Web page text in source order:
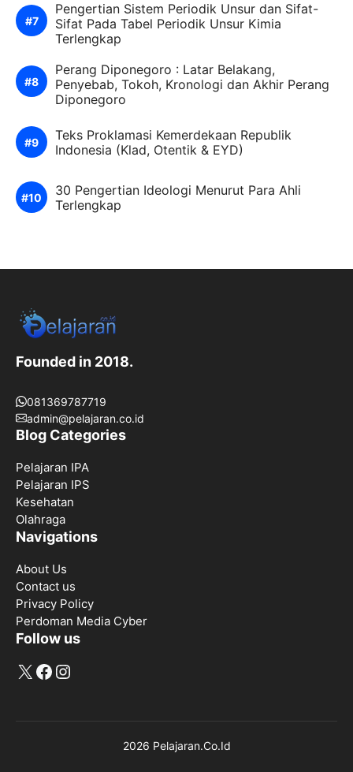
Pengertian Sistem Periodik Unsur dan Sifat-
Sifat Pada Tabel Periodik Unsur Kimia
Terlengkap
Perang Diponegoro : Latar Belakang,
Penyebab, Tokoh, Kronologi dan Akhir Perang
Diponegoro
Teks Proklamasi Kemerdekaan Republik
Indonesia (Klad, Otentik & EYD)
30 Pengertian Ideologi Menurut Para Ahli
Terlengkap
Founded in 2018.
081369787719
admin@pelajaran.co.id
Blog Categories
Pelajaran IPA
Pelajaran IPS
Kesehatan
Olahraga
Navigations
About Us
Contact us
Privacy Policy
Perdoman Media Cyber
Follow us
X Facebook
Instagram
2026 Pelajaran.Co.Id